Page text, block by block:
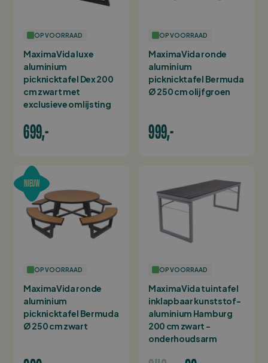
OP VOORRAAD
MaximaVida luxe
aluminium
picknicktafel Dex 200
cm zwart met
exclusieve omlijsting
699,-
OP VOORRAAD
MaximaVida ronde
aluminium
picknicktafel Bermuda
Ø 250 cm olijfgroen
999,-
NIEUW
OP VOORRAAD
MaximaVida ronde
aluminium
picknicktafel Bermuda
Ø 250 cm zwart
OP VOORRAAD
MaximaVida tuintafel
inklapbaar kunststof-
aluminium Hamburg
200 cm zwart -
onderhoudsarm